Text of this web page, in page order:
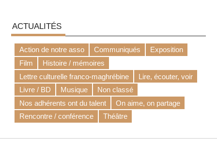
ACTUALITÉS
Action de notre asso Communiqués
Exposition
Film
Histoire / mémoires
Lettre culturelle franco-maghrébine
Lire, écouter, voir
Livre / BD
Musique
Non classé
Nos adhérents ont du talent
On aime, on partage
Rencontre / conférence
Théâtre